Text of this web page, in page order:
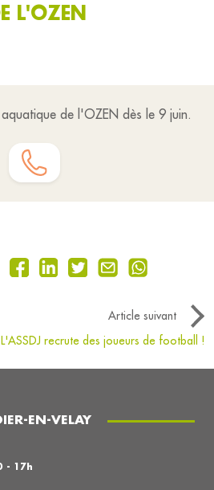
L'OZEN
de l'OZEN dès le 9 juin.
Article suivant
L'ASSDJ recrute des joueurs de football !
EN-VELAY
- 17h